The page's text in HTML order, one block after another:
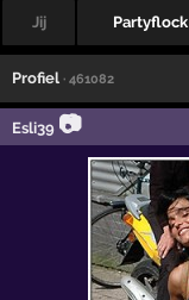
Jij Partyflock
Profiel · 461082
Esli39 📷